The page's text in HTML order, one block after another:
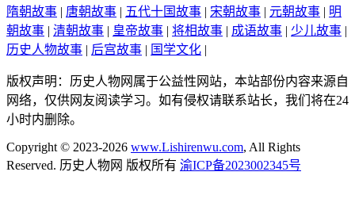
隋朝故事 | 唐朝故事 | 五代十国故事 | 宋朝故事 | 元朝故事 | 明
朝故事 | 清朝故事 | 皇帝故事 | 将相故事 | 成语故事 | 少儿故事 |
历史人物故事 | 后宫故事 | 国学文化 |
版权声明：历史人物网属于公益性网站，本站部份内容来源自
网络，仅供网友阅读学习。如有侵权请联系站长，我们将在24
小时内删除。
Copyright © 2023-2026 www.Lishirenwu.com, All Rights
Reserved. 历史人物网 版权所有 渝ICP备2023002345号